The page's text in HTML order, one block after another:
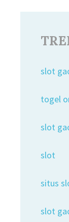
slot
togel
slot
slot
situs
slot